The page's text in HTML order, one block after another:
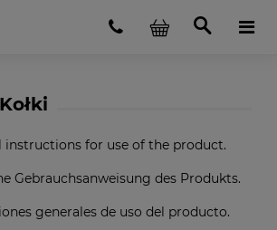
instructions for use of the product.
Gebrauchsanweisung des Produkts.
generales de uso del producto.